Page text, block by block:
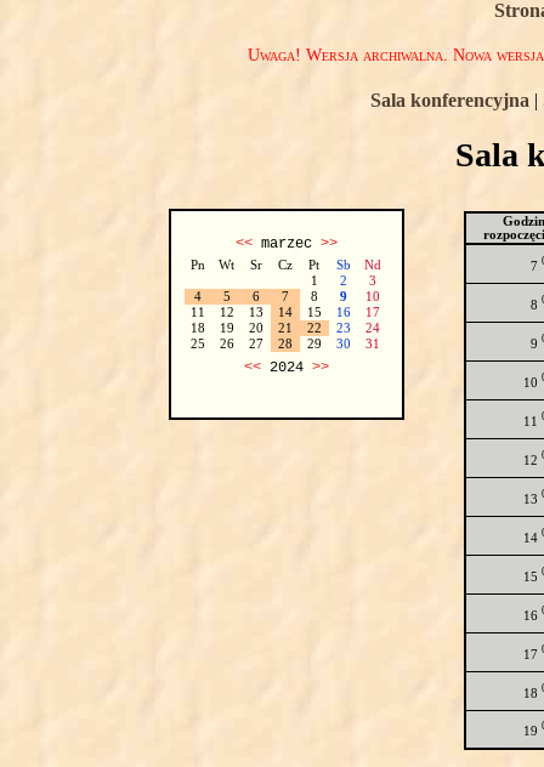
Uwaga! Wersja archiwalna. Nowa
Sala konferencyjna |
Sala
<<marzec >>
Pn Wt Sr Cz Pt Sb
Nd
1
2
3
4
5 6 7 8 9
10
11
12 13 14 15 16
17
18
19 20 21 22 23
24
25
26 27 28 29 30 31
<<2024 >>
7
8
9
10
11
12
13
14
15
16
17
18
19